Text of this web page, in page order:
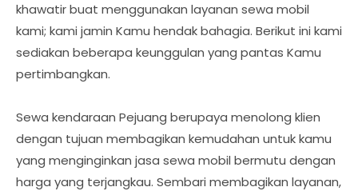
khawatir buat menggunakan layanan sewa mobil
kami; kami jamin Kamu hendak bahagia. Berikut ini kami
sediakan beberapa keunggulan yang pantas Kamu
pertimbangkan.
Sewa kendaraan Pejuang berupaya menolong klien
dengan tujuan membagikan kemudahan untuk kamu
yang menginginkan jasa sewa mobil bermutu dengan
harga yang terjangkau. Sembari membagikan layanan,